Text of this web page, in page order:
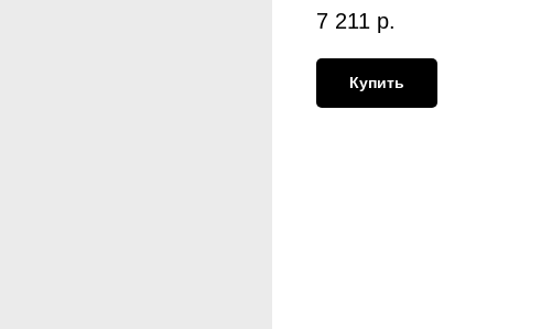
7 211 р.
Купить